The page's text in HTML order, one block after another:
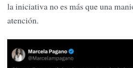
la iniciativa no es más que una
atención.